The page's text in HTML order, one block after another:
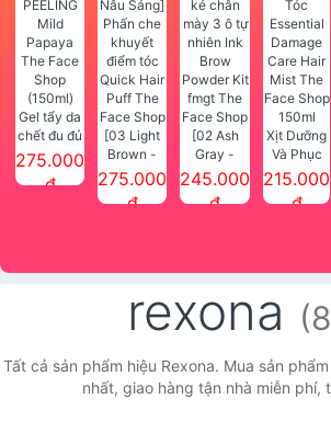
Gel tẩy da
chết đu đủ
SMART
PEELING
275.000
đ
[03 Light
Brown -
Nâu Sáng]
Phấn che
275.000
đ
[02 Ash
Gray -
Khói] Bột
kẻ chân
Face Shop
245.000
đ
Xịt Dưỡng
Và Phục
Hồi Tóc
Essential
215.000
đ
rexona
Tất cả sản phẩm hiệu Rexona. Mua sản
nhất, giao hàng tận nhà miễn phí,